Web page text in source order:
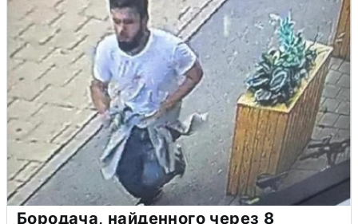
Бородача, найденного через 8